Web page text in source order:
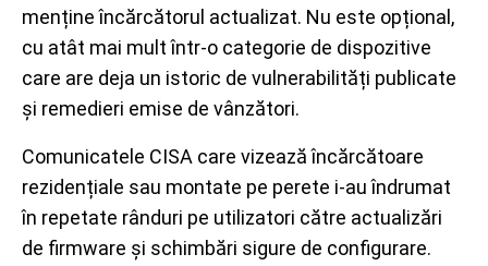
menține încărcătorul actualizat. Nu este opțional,
cu atât mai mult într-o categorie de dispozitive
care are deja un istoric de vulnerabilități publicate
și remedieri emise de vânzători.
Comunicatele CISA care vizează încărcătoare
rezidențiale sau montate pe perete i-au îndrumat
în repetate rânduri pe utilizatori către actualizări
de firmware și schimbări sigure de configurare.